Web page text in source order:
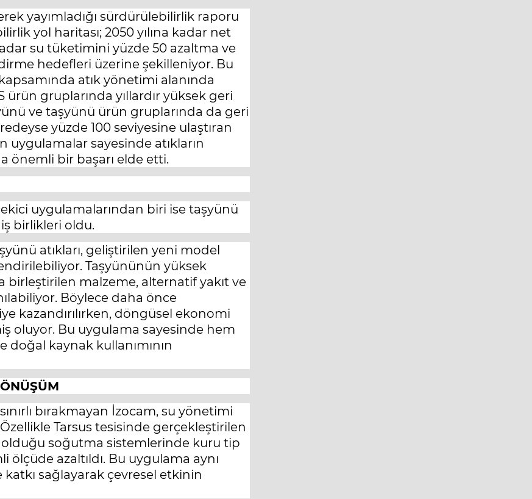
yayımladığı sürdürülebilirlik raporu
yol haritası; 2050 yılına kadar net
su tüketimini yüzde 50 azaltma ve
hedefleri üzerine şekilleniyor. Bu
atık yönetimi alanında
gruplarında yıllardır yüksek geri
ve taşyünü ürün gruplarında da geri
yüzde 100 seviyesine ulaştıran
uygulamalar sayesinde atıkların
önemli bir başarı elde etti.
uygulamalarından biri ise taşyünü
iş birlikleri oldu.
atıkları, geliştirilen yeni model
Taşyününün yüksek
birleştirilen malzeme, alternatif yakıt ve
Böylece daha önce
kazandırılırken, döngüsel ekonomi
oluyor. Bu uygulama sayesinde hem
doğal kaynak kullanımının
bırakmayan İzocam, su yönetimi
Tarsus tesisinde gerçekleştirilen
soğutma sistemlerinde kuru tip
azaltıldı. Bu uygulama aynı
sağlayarak çevresel etkinin